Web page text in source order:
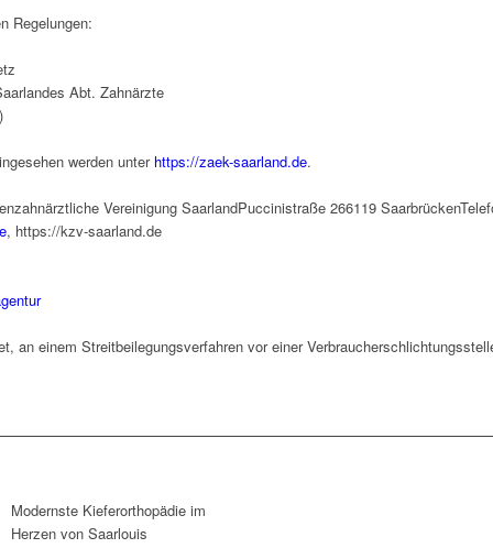
Regelungen:
Abt. Zahnärzte
werden unter https://zaek-saarland.de.
Vereinigung SaarlandPuccinistraße 266119
, https://kzv-saarland.de
an einem Streitbeilegungsverfahren vor einer
Modernste Kieferorthopädie im
Herzen von Saarlouis